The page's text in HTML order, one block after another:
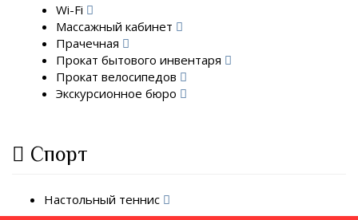
Wi-Fi
Массажный кабинет
Прачечная
Прокат бытового инвентаря
Прокат велосипедов
Экскурсионное бюро
Спорт
Настольный теннис